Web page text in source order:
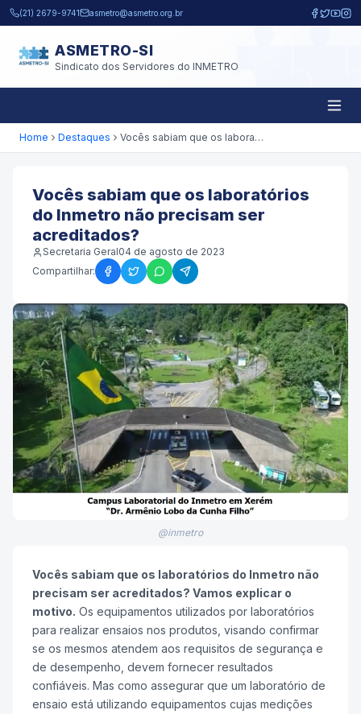
Pular para o conteúdo principal
(21) 2679-9741 asmetro@asmetro.org.br
ASMETRO-SI
Sindicato dos Servidores do INMETRO
Home Destaques Vocês sabiam que os laboratórios do Inmetro não precisam ser acreditados?
Vocês sabiam que os laboratórios
do Inmetro não precisam ser
acreditados?
Secretaria Geral04 de agosto de 2023
Compartilhar:
@inmetro
Vocês sabiam que os laboratórios do Inmetro não
precisam ser acreditados? Vamos explicar o
motivo. Os equipamentos utilizados por laboratórios
para realizar ensaios nos produtos, visando confirmar
se os mesmos atendem aos requisitos de segurança e
de desempenho, devem fornecer resultados
confiáveis. Mas como assegurar que um laboratório de
ensaio está utilizando equipamentos cujas medições